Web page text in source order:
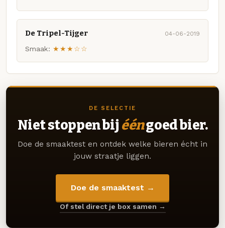
De Tripel-Tijger 04-06-2019
Smaak: ★★★☆☆
DE SELECTIE
Niet stoppen bij ééngoed bier.
Doe de smaaktest en ontdek welke bieren écht in
jouw straatje liggen.
Doe de smaaktest →
Of stel direct je box samen →